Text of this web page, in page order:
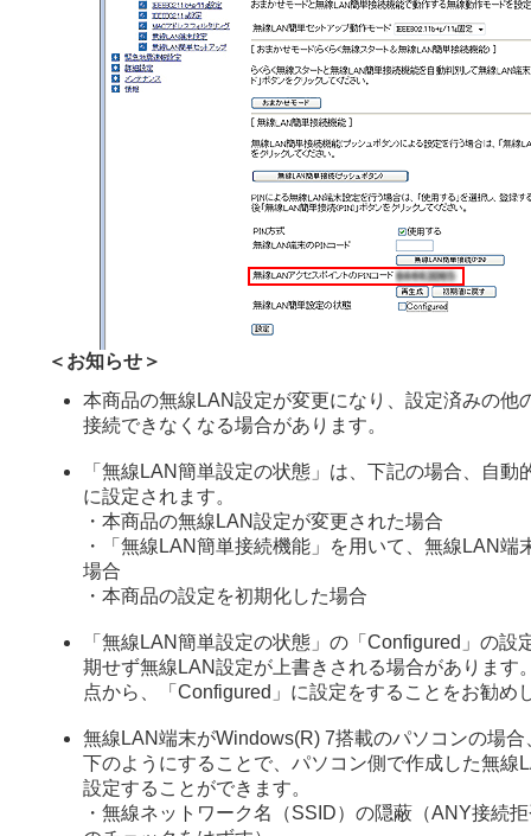
＜お知らせ＞
本商品の無線LAN設定が変更になり、設定済みの他
接続できなくなる場合があります。
「無線LAN簡単設定の状態」は、下記の場合、自動
に設定されます。
・本商品の無線LAN設定が変更された場合
・「無線LAN簡単接続機能」を用いて、無線LAN端
場合
・本商品の設定を初期化した場合
「無線LAN簡単設定の状態」の「Configured」の設
期せず無線LAN設定が上書きされる場合があります
点から、「Configured」に設定をすることをお勧め
無線LAN端末がWindows(R) 7搭載のパソコンの場
下のようにすることで、パソコン側で作成した無線
設定することができます。
・無線ネットワーク名（SSID）の隠蔽（ANY接続